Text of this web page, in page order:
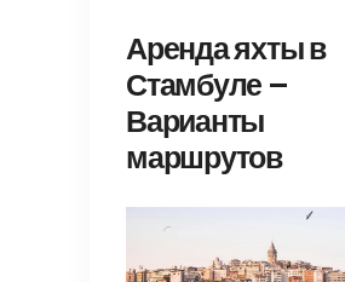
Аренда яхты в
Стамбуле –
Варианты
маршрутов